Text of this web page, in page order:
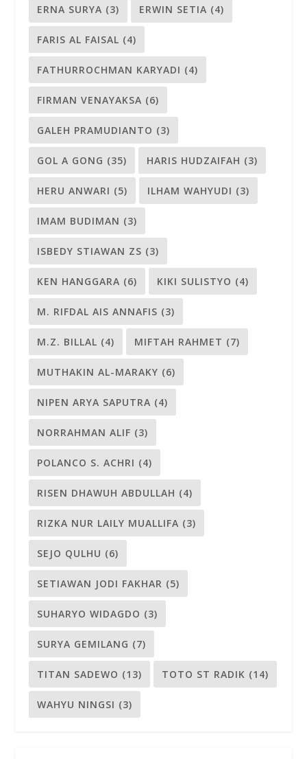
ERNA SURYA (3) ERWIN SETIA (4)
FARIS AL FAISAL (4)
FATHURROCHMAN KARYADI (4)
FIRMAN VENAYAKSA (6)
GALEH PRAMUDIANTO (3)
GOL A GONG (35) HARIS HUDZAIFAH (3)
HERU ANWARI (5) ILHAM WAHYUDI (3)
IMAM BUDIMAN (3)
ISBEDY STIAWAN ZS (3)
KEN HANGGARA (6) KIKI SULISTYO (4)
M. RIFDAL AIS ANNAFIS (3)
M.Z. BILLAL (4) MIFTAH RAHMET (7)
MUTHAKIN AL-MARAKY (6)
NIPEN ARYA SAPUTRA (4)
NORRAHMAN ALIF (3)
POLANCO S. ACHRI (4)
RISEN DHAWUH ABDULLAH (4)
RIZKA NUR LAILY MUALLIFA (3)
SEJO QULHU (6)
SETIAWAN JODI FAKHAR (5)
SUHARYO WIDAGDO (3)
SURYA GEMILANG (7)
TITAN SADEWO (13) TOTO ST RADIK (14)
WAHYU NINGSI (3)